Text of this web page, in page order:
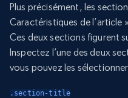
Plus précisément, les
Caractéristiques de l’article
Ces deux sections figurent
Inspectez l’une des deux
vous pouvez les
.section-title